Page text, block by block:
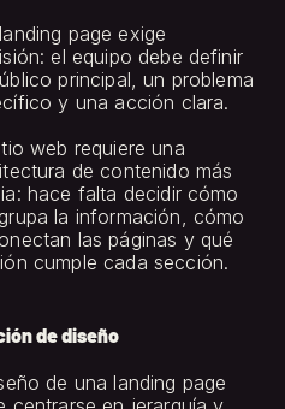
page exige
el equipo debe definir
principal, un problema
y una acción clara.
web requiere una
de contenido más
hace falta decidir cómo
la información, cómo
las páginas y qué
cumple cada sección.
de diseño
de una landing page